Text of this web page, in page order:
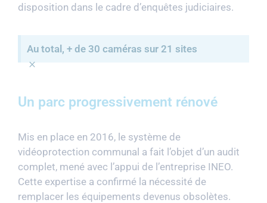
disposition dans le cadre d’enquêtes judiciaires.
Au total, + de 30 caméras sur 21 sites
×
Un parc progressivement rénové
Mis en place en 2016, le système de
vidéoprotection communal a fait l’objet d’un audit
complet, mené avec l’appui de l’entreprise INEO.
Cette expertise a confirmé la nécessité de
remplacer les équipements devenus obsolètes.